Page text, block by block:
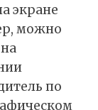
экране
можно
по